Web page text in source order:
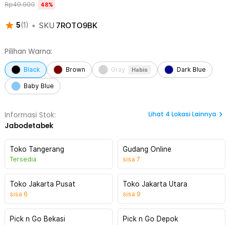
5(1 ) • SKU 7ROTO9BK
Rp49.900 48%
Pilihan Warna:
Black Brown Gray Habis Dark Blue
Baby Blue
Informasi Stok:
Jabodetabek
Lihat 4 Lokasi Lainnya
Toko Tangerang
Tersedia
Gudang Online
sisa 7
Toko Jakarta Pusat
sisa 6
Toko Jakarta Utara
sisa 9
Pick n Go Bekasi Pick n Go Depok